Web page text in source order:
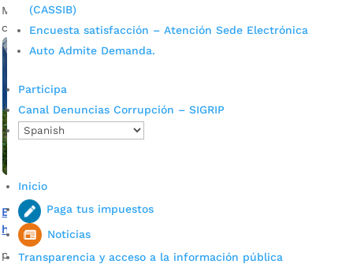
(CASSIB)
Encuesta satisfacción – Atención Sede Electrónica
Auto Admite Demanda.
Participa
Canal Denuncias Corrupción – SIGRIP
Inicio
Paga tus impuestos
Noticias
Transparencia y acceso a la información pública
Mujica, director del Inpec. Varias soluciones al hacinamiento
carcelario que se registra en la […]
Expansión de la Cárcel de Palogordo ayudará a reducir el
hacinamiento en la Modelo y las estaciones de Policía
porAlcaldía de Bucaramanga | Ago 15, 2020|Noticias